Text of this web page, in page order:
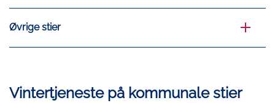
Øvrige stier
Vintertjeneste på kommunale stier